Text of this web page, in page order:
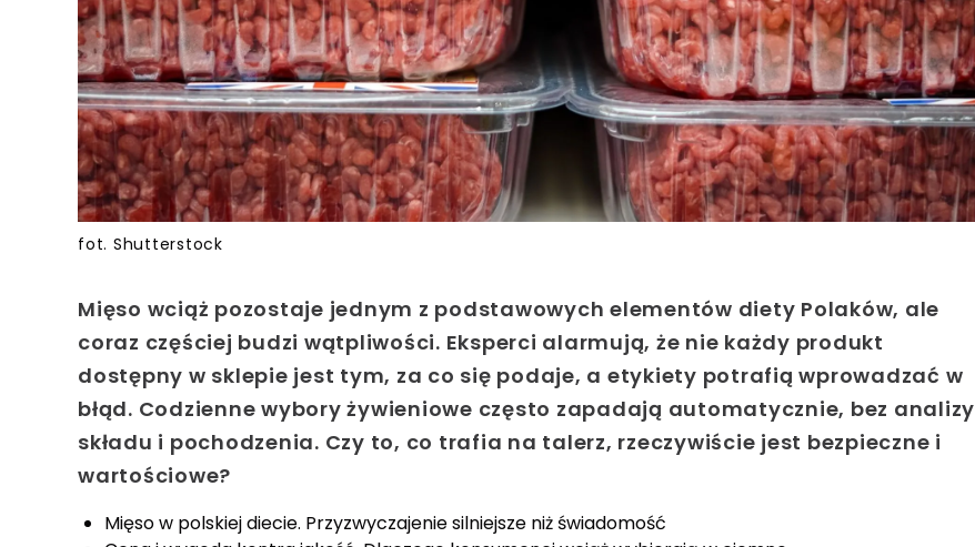
fot. Shutterstock
Mięso wciąż pozostaje jednym z podstawowych elementów diety Polaków, ale
coraz częściej budzi wątpliwości. Eksperci alarmują, że nie każdy produkt
dostępny w sklepie jest tym, za co się podaje, a etykiety potrafią wprowadzać w
błąd. Codzienne wybory żywieniowe często zapadają automatycznie, bez analizy
składu i pochodzenia. Czy to, co trafia na talerz, rzeczywiście jest bezpieczne i
wartościowe?
Mięso w polskiej diecie. Przyzwyczajenie silniejsze niż świadomość